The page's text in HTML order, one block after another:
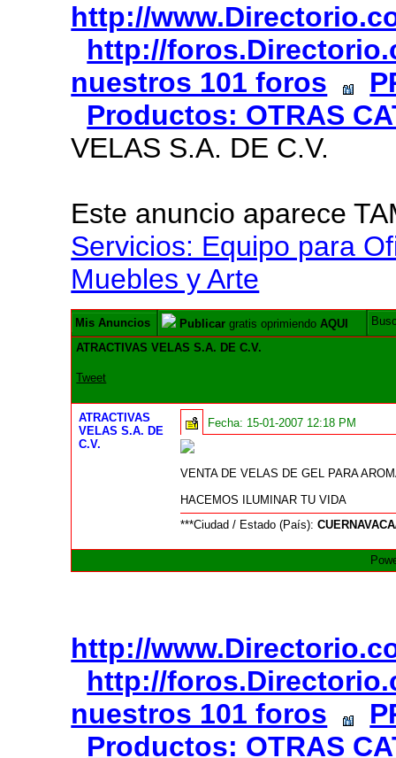
http://
http://
nuestros 101 foros
Productos: OTRAS
VELAS S.A. DE C.V.
Este anuncio aparece
Servicios: Equipo para
Muebles y Arte
Mis Anuncios Publicar gratis oprimiendoAQUI
ATRACTIVAS VELAS S.A. DE C.V.
Tweet
ATRACTIVAS
VELAS S.A. DE
C.V.
Fecha: 15-01-2007 12:18 PM
VENTA DE VELAS DE GEL PARA
HACEMOS ILUMINAR TU VIDA
***Ciudad / Estado (País):
http://
http://
nuestros 101 foros
Productos: OTRAS